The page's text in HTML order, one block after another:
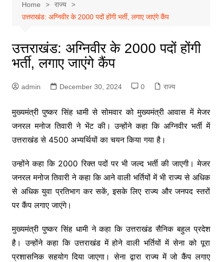
Home
राज्य
उत्तराखंड: अग्निवीर के 2000 पदों होंगी भर्ती, लगाए जाएंगे कैंप
उत्तराखंड: अग्निवीर के 2000 पदों होंगी
भर्ती, लगाए जाएंगे कैंप
admin December 30, 2024 0 राज्य
मुख्यमंत्री पुष्कर सिंह धामी से सोमवार को मुख्यमंत्री आवास में मेजर
जनरल मनोज तिवारी ने भेंट की। उन्होंने कहा कि अग्निवीर भर्ती में
उत्तराखंड से 4500 अभ्यर्थियों का चयन किया गया है।
उन्होंने कहा कि 2000 रिक्त पदों पर भी जल्द भर्ती की जाएगी। मेजर
जनरल मनोज तिवारी ने कहा कि आने वाली भर्तियों में भी राज्य से अधिक
से अधिक युवा प्रतिभाग कर सकें, इसके लिए राज्य और जनपद स्तरों
पर कैंप लगाए जाएंगे।
मुख्यमंत्री पुष्कर सिंह धामी ने कहा कि उत्तराखंड सैनिक बहुल प्रदेश
है। उन्होंने कहा कि उत्तराखंड में होने वाली भर्तियों में सेना को पूरा
प्रशासनिक सहयोग दिया जाएगा। सेना द्वारा राज्य में जो कैंप लगाए